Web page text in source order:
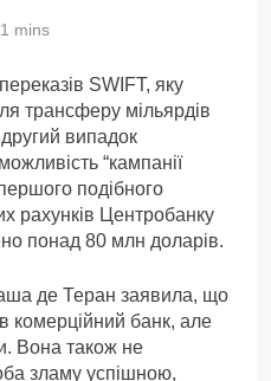
1 mins
SWIFT, яку
трансферу мільярдів
випадок
“кампанії
подібного
рахунків Центробанку
понад 80 млн доларів.
де Теран заявила, що
комерційний банк, але
Вона також не
зламу успішною,